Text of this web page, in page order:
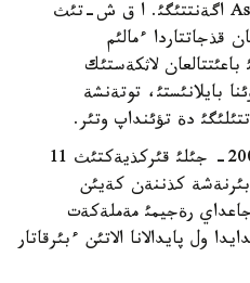
دةپ حابارلايدئ Associated Press اگةنتتئگئ. ا ق ش-تئث
قذجاتتاردا ءمالئم
لاثكةستئك
بايلانئستئ، توتةنشة
دة تؤئنداپ وتئر.
ا ق ش-تا توتةنشة جاعداي 2001- جئلئ قئركذيةكتئث 11
بئرنةشة كذننةن كةيئن
رةجيمئ مةملةكةت
ول پايدالانا الاتئن ءبئرقاتار